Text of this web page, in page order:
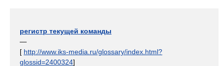
регистр текущей команды
—
[ http://www.iks-media.ru/glossary/index.html?
glossid=2400324]